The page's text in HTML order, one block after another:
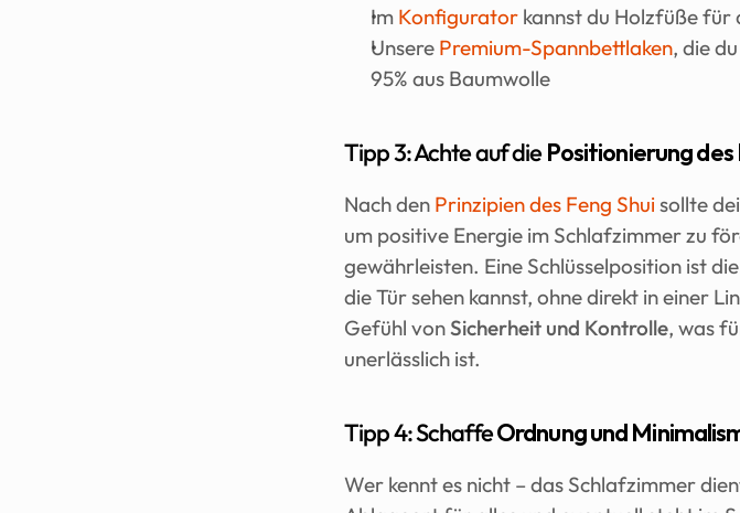
Im Konfigurator kannst du Holzfüße für
Unsere Premium-Spannbettlaken, die
95% aus Baumwolle
Tipp 3: Achte auf die Positionierung
Nach den Prinzipien des Feng Shui sollte
um positive Energie im Schlafzimmer zu
gewährleisten. Eine Schlüsselposition ist
die Tür sehen kannst, ohne direkt in einer
Gefühl von Sicherheit und Kontrolle, was
unerlässlich ist.
Tipp 4: Schaffe Ordnung und
Wer kennt es nicht – das Schlafzimmer